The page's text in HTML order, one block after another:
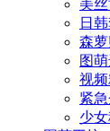
美
日
森萝
图
视
紧急
少